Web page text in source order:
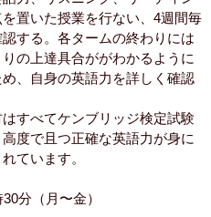
置いた授業を行ない、4週間毎
する。各タームの終わりには
の上達具合ががわかるように
、自身の英語力を詳しく確認
すべてケンブリッジ検定試験
度で且つ正確な英語力が身に
ています。
分（月〜金）